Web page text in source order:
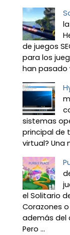
de juegos
para los
han pasado
sistemas
principal de
virtual? Una
el Solitario
Corazones
además del
Pero ...